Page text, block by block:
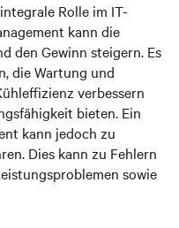
Rolle im IT-
kann die
den Gewinn steigern. Es
die Wartung und
verbessern
bieten. Ein
kann jedoch zu
Dies kann zu Fehlern
sowie